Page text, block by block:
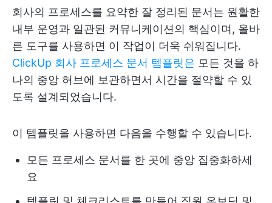
회사의 프로세스를 요약한 잘 정리된 문서는 원활한
내부 운영과 일관된 커뮤니케이션의 핵심이며, 올바
른 도구를 사용하면 이 작업이 더욱 쉬워집니다.
ClickUp 회사 프로세스 문서 템플릿은 모든 것을 하
나의 중앙 허브에 보관하면서 시간을 절약할 수 있
도록 설계되었습니다.
이 템플릿을 사용하면 다음을 수행할 수 있습니다.
모든 프로세스 문서를 한 곳에 중앙 집중화하세
요